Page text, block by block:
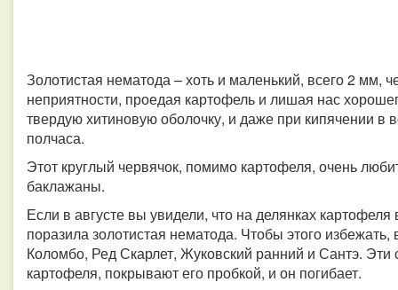
Золотистая нематода – хоть и маленький, всего 2 мм,
неприятности, проедая картофель и лишая нас
твердую хитиновую оболочку, и даже при кипячении в
полчаса.
Этот круглый червячок, помимо картофеля, очень
баклажаны.
Если в августе вы увидели, что на делянках
поразила золотистая нематода. Чтобы этого
Коломбо, Ред Скарлет, Жуковский ранний и Сантэ. Эти
картофеля, покрывают его пробкой, и он погибает.